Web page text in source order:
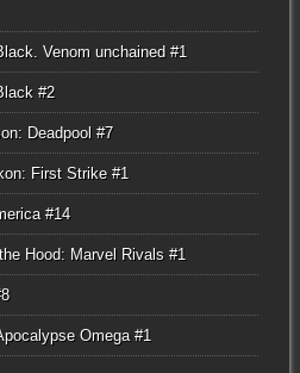
Venom unchained #1
#2
Deadpool #7
First Strike #1
#14
Hood: Marvel Rivals #1
Omega #1